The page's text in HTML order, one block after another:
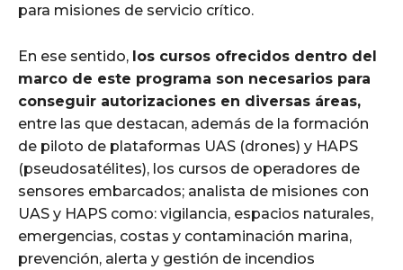
para misiones de servicio crítico.
En ese sentido, los cursos ofrecidos dentro del
marco de este programa son necesarios para
conseguir autorizaciones en diversas áreas,
entre las que destacan, además de la formación
de piloto de plataformas UAS (drones) y HAPS
(pseudosatélites), los cursos de operadores de
sensores embarcados; analista de misiones con
UAS y HAPS como: vigilancia, espacios naturales,
emergencias, costas y contaminación marina,
prevención, alerta y gestión de incendios